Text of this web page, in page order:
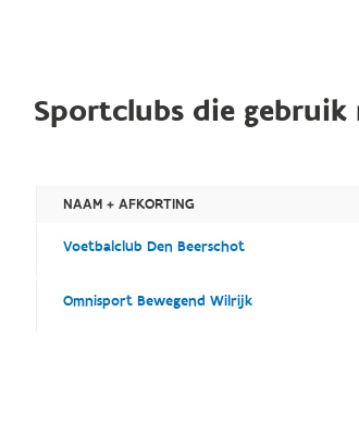
Sportclubs die
NAAM + AFKORTING
Voetbalclub Den Beerschot
Omnisport Bewegend Wilrijk